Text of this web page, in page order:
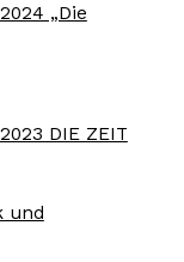
„Die
DIE ZEIT
und